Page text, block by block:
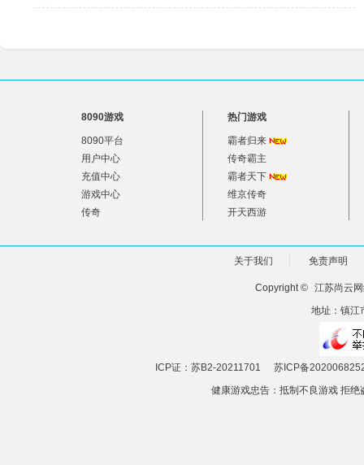
8090游戏
8090平台
用户中心
充值中心
游戏中心
传奇
热门游戏
霸者归来
传奇霸主
霸者天下
维京传奇
开天西游
关于我们 免责声明
Copyright © 江苏尚云
地址：镇江
ICP证：苏B2-20211701
苏ICP备
健康游戏忠告：抵制不良游戏 拒